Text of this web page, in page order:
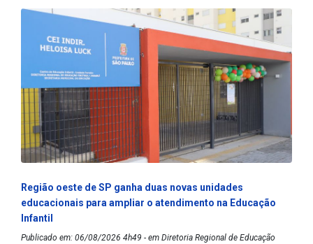
Região oeste de SP ganha duas novas unidades
educacionais para ampliar o atendimento na Educação
Infantil
Publicado em: 06/08/2026 4h49 - em Diretoria Regional de Educação